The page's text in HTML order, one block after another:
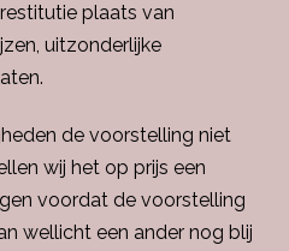
plaats van
uitzonderlijke
de voorstelling niet
wij het op prijs een
voordat de voorstelling
wellicht een ander nog blij